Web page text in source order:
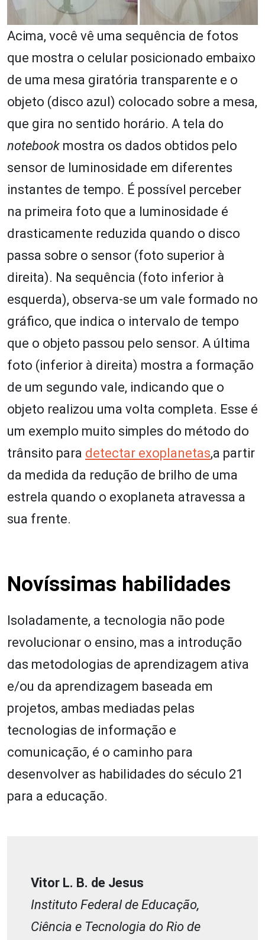
Acima, você vê uma sequência de fotos
que mostra o celular posicionado embaixo
de uma mesa giratória transparente e o
objeto (disco azul) colocado sobre a mesa,
que gira no sentido horário. A tela do
notebook mostra os dados obtidos pelo
sensor de luminosidade em diferentes
instantes de tempo. É possível perceber
na primeira foto que a luminosidade é
drasticamente reduzida quando o disco
passa sobre o sensor (foto superior à
direita). Na sequência (foto inferior à
esquerda), observa-se um vale formado no
gráfico, que indica o intervalo de tempo
que o objeto passou pelo sensor. A última
foto (inferior à direita) mostra a formação
de um segundo vale, indicando que o
objeto realizou uma volta completa. Esse é
um exemplo muito simples do método do
trânsito para detectar exoplanetas,a partir
da medida da redução de brilho de uma
estrela quando o exoplaneta atravessa a
sua frente.
Novíssimas habilidades
Isoladamente, a tecnologia não pode
revolucionar o ensino, mas a introdução
das metodologias de aprendizagem ativa
e/ou da aprendizagem baseada em
projetos, ambas mediadas pelas
tecnologias de informação e
comunicação, é o caminho para
desenvolver as habilidades do século 21
para a educação.
Vitor L. B. de Jesus
Instituto Federal de Educação,
Ciência e Tecnologia do Rio de